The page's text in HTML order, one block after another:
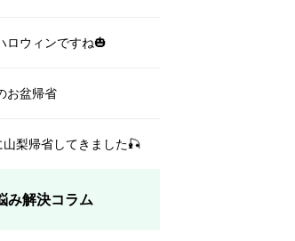
ロウィンですね🎃
お盆帰省
山梨帰省してきました🎣
み解決コラム